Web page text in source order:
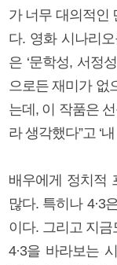
가 너무 대의적인
다. 영화 시나리
은 ‘문학성, 서정
으로든 재미가 없
는데, 이 작품은
라 생각했다”고 ‘
배우에게 정치적
많다. 특히나 4·3
이다. 그리고 지
4·3을 바라보는